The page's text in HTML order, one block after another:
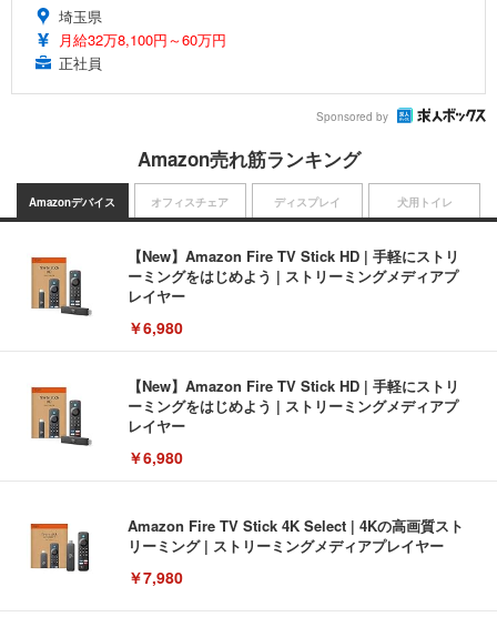
埼玉県
月給32万8,100円～60万円
正社員
Sponsored by
Amazon売れ筋ランキング
Amazonデバイス
【New】Amazon Fire TV Stick HD | 手軽にストリ
ーミングをはじめよう | ストリーミングメディアプ
レイヤー
￥6,980
【New】Amazon Fire TV Stick HD | 手軽にストリ
ーミングをはじめよう | ストリーミングメディアプ
レイヤー
￥6,980
Amazon Fire TV Stick 4K Select | 4Kの高画質スト
リーミング | ストリーミングメディアプレイヤー
￥7,980
オフィスチェア ディスプレイ 犬用トイレ